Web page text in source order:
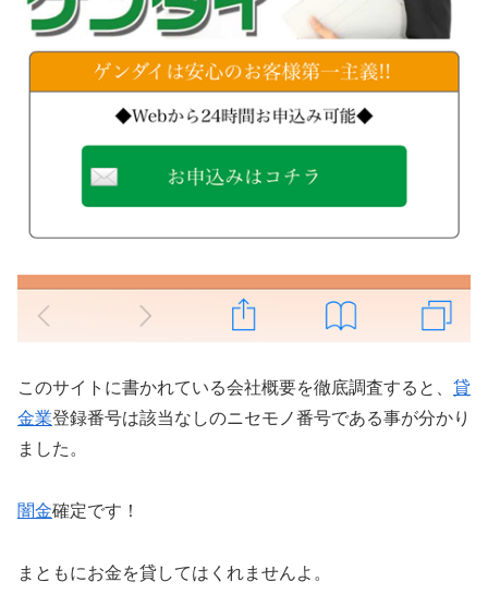
このサイトに書かれている会社概要を徹底調査すると、 貸
金業登録番号は該当なしのニセモノ番号である事が分かり
ました。
闇金確定です！
まともにお金を貸してはくれませんよ。